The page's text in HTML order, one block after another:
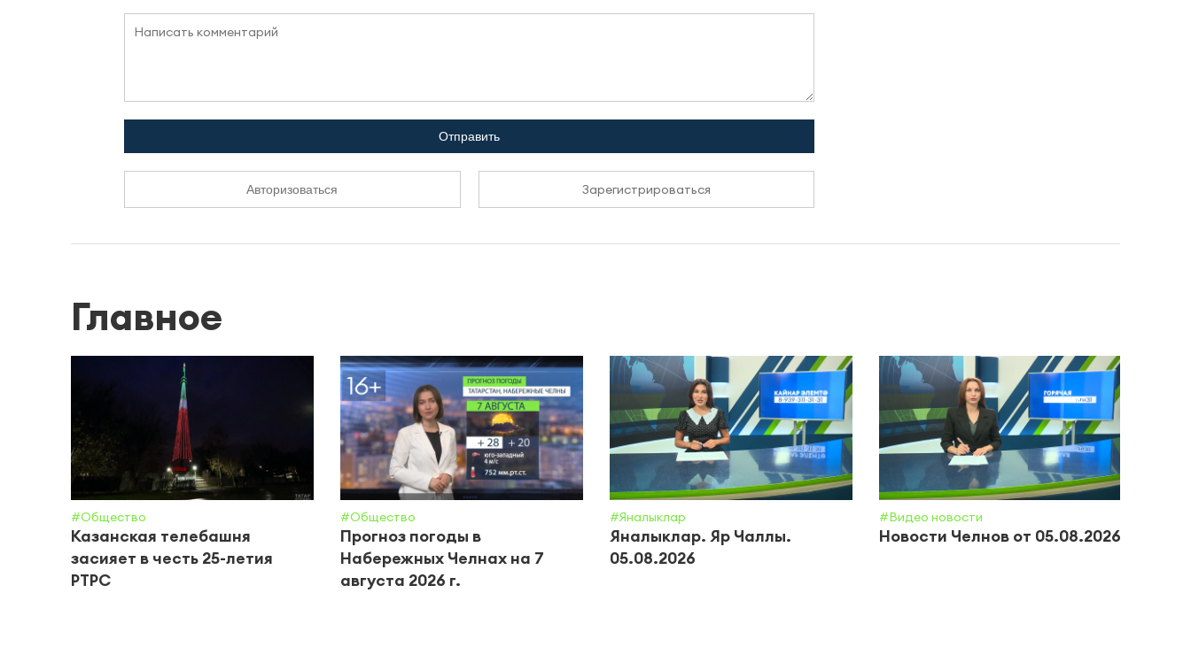
Отправить
Авторизоваться Зарегистрироваться
Главное
#Общество
Казанская телебашня
засияет в честь 25-летия
РТРС
#Общество
Прогноз погоды в
Набережных Челнах на 7
августа 2026 г.
#Яналыклар
Яналыклар. Яр Чаллы.
05.08.2026
#Видео новости
Новости Челнов от 05.08.2026